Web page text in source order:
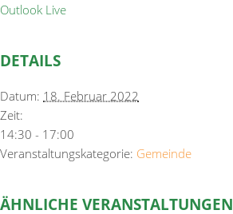
Outlook Live
DETAILS
Datum: 18. Februar 2022
Zeit:
14:30 - 17:00
Veranstaltungskategorie: Gemeinde
ÄHNLICHE VERANSTALTUNGEN